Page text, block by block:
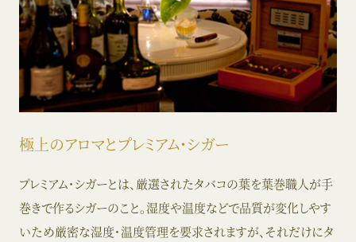
極上のアロマとプレミアム・シガー
プレミアム・シガーとは、厳選されたタバコの葉を葉巻職人が手
巻きで作るシガーのこと。湿度や温度などで品質が変化しやす
いため厳密な湿度・温度管理を要求されますが、それだけにタ